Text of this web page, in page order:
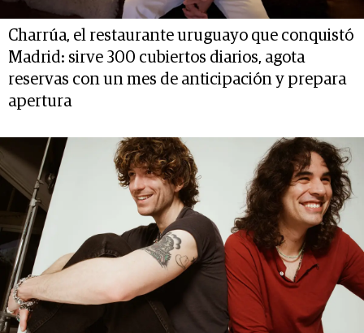
Charrúa, el restaurante uruguayo que conquistó
Madrid: sirve 300 cubiertos diarios, agota
reservas con un mes de anticipación y prepara
apertura